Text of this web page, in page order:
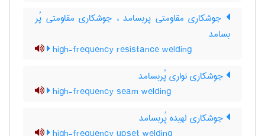
جوشکاری مقاومتی پربسامد ، جوشکاری مقاومتی پُر
بسامد
high-frequency resistance welding
جوشکاری نواری پُربسامد
high-frequency seam welding
جوشکاری لهیده پُربسامد